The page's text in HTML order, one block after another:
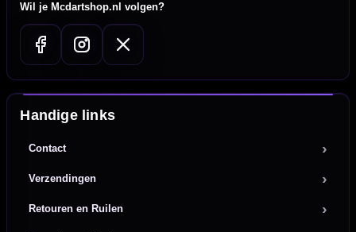
Wil je Mcdartshop.nl volgen?
Handige links
Contact
Verzendingen
Retouren en Ruilen